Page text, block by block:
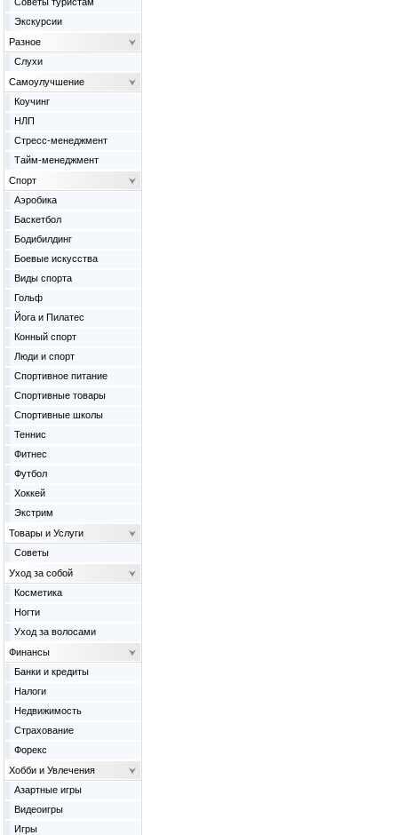
Экскурсии
Разное
Слухи
Самоулучшение
Коучинг
НЛП
Стресс-менеджмент
Тайм-менеджмент
Спорт
Аэробика
Баскетбол
Бодибилдинг
Боевые искусства
Виды спорта
Гольф
Йога и Пилатес
Конный спорт
Люди и спорт
Спортивное питание
Спортивные товары
Спортивные школы
Теннис
Фитнес
Футбол
Хоккей
Экстрим
Товары и Услуги
Советы
Уход за собой
Косметика
Ногти
Уход за волосами
Финансы
Банки и кредиты
Налоги
Недвижимость
Страхование
Форекс
Хобби и Увлечения
Азартные игры
Видеоигры
Игры